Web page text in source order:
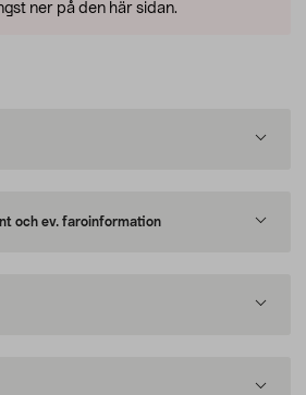
ner på den här sidan.
och ev. faroinformation